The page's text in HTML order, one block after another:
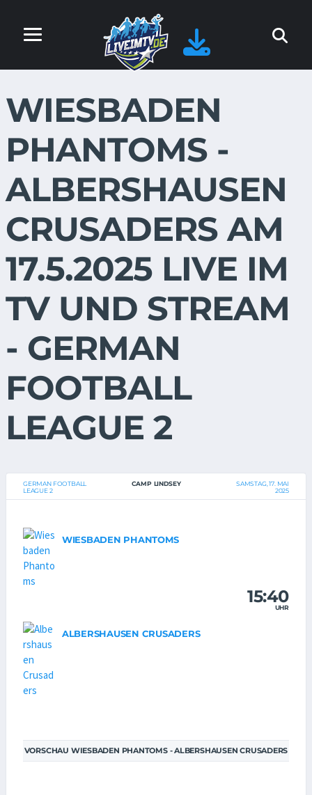
WIESBADEN
PHANTOMS -
ALBERSHAUSEN
CRUSADERS AM
17.5.2025 LIVE IM
TV UND STREAM
- GERMAN
FOOTBALL
LEAGUE 2
GERMAN FOOTBALL
LEAGUE 2
CAMP LINDSEY
SAMSTAG, 17. MAI
2025
WIESBADEN PHANTOMS
15:40
UHR
ALBERSHAUSEN CRUSADERS
VORSCHAU WIESBADEN PHANTOMS - ALBERSHAUSEN CRUSADERS